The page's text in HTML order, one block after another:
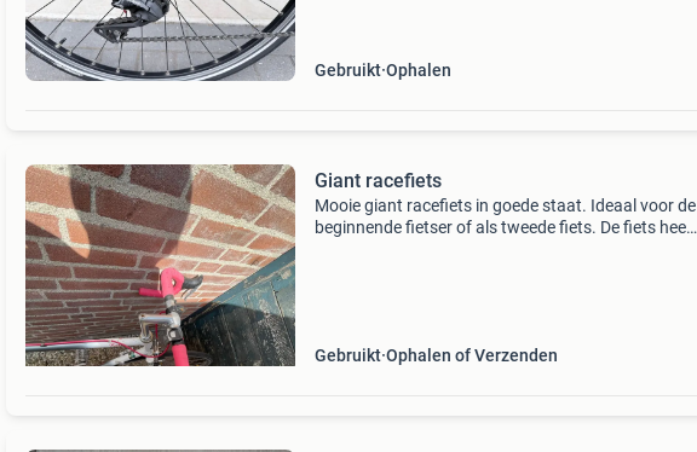
Gebruikt Ophalen
Giant racefiets
Mooie giant racefiets in goede staat. Ideaal voor de
beginnende fietser of als tweede fiets. De fiets heeft
Gebruikt Ophalen of Verzenden